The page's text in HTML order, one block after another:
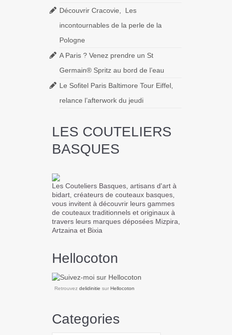
Découvrir Cracovie, Les
incontournables de la perle de la
Pologne
A Paris ? Venez prendre un St
Germain® Spritz au bord de l’eau
Le Sofitel Paris Baltimore Tour Eiffel,
relance l’afterwork du jeudi
LES COUTELIERS
BASQUES
Les Couteliers Basques, artisans d'art à
bidart, créateurs de couteaux basques,
vous invitent à découvrir leurs gammes
de couteaux traditionnels et originaux à
travers leurs marques déposées Mizpira,
Artzaina et Bixia
Hellocoton
Retrouvez delidinitie sur Hellocoton
Categories